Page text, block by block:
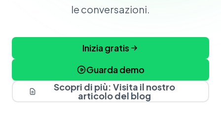
le conversazioni.
Inizia gratis
Guarda demo
Scopri di più: Visita il nostro
articolo del blog